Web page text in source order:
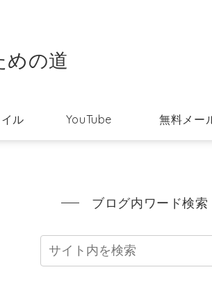
めの道
ル YouTube 無料メー
ブログ内ワード検索